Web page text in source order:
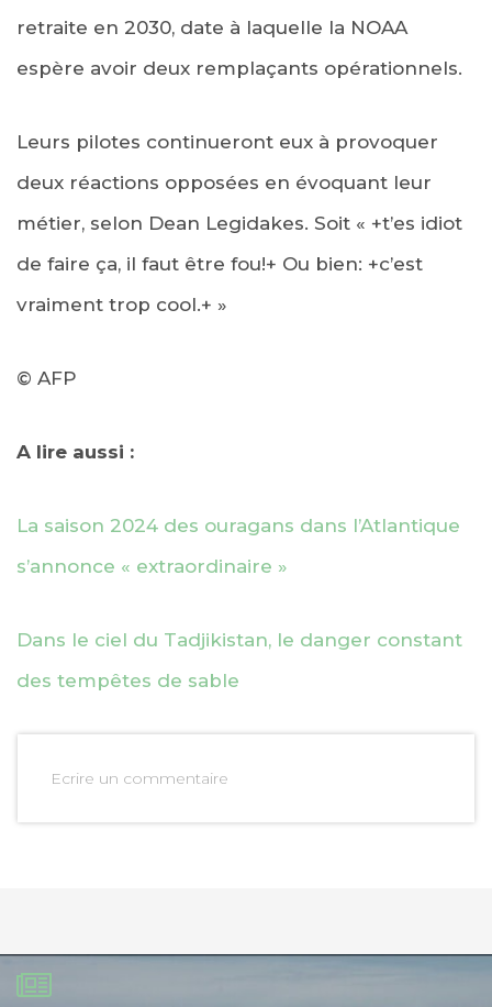
retraite en 2030, date à laquelle la NOAA
espère avoir deux remplaçants opérationnels.
Leurs pilotes continueront eux à provoquer
deux réactions opposées en évoquant leur
métier, selon Dean Legidakes. Soit « +t’es idiot
de faire ça, il faut être fou!+ Ou bien: +c’est
vraiment trop cool.+ »
© AFP
A lire aussi :
La saison 2024 des ouragans dans l’Atlantique
s’annonce « extraordinaire »
Dans le ciel du Tadjikistan, le danger constant
des tempêtes de sable
Ecrire un commentaire